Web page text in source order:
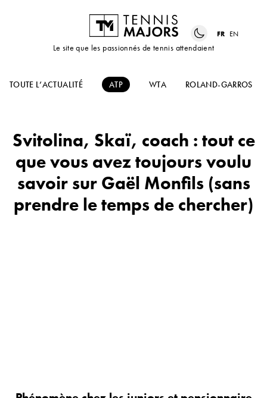
Le site que les passionnés de tennis attendaient
FR EN
TOUTE L’ACTUALITÉ ATP WTA ROLAND-GARROS
Svitolina, Skaï, coach : tout ce
que vous avez toujours voulu
savoir sur Gaël Monfils (sans
prendre le temps de chercher)